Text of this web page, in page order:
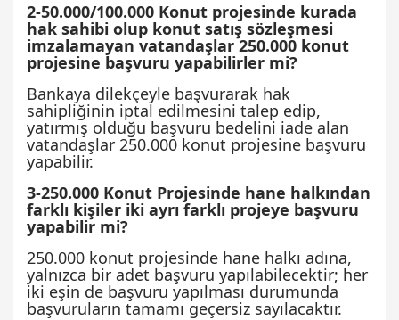
2-50.000/100.000 Konut projesinde kurada
hak sahibi olup konut satış sözleşmesi
imzalamayan vatandaşlar 250.000 konut
projesine başvuru yapabilirler mi?
Bankaya dilekçeyle başvurarak hak
sahipliğinin iptal edilmesini talep edip,
yatırmış olduğu başvuru bedelini iade alan
vatandaşlar 250.000 konut projesine başvuru
yapabilir.
3-250.000 Konut Projesinde hane halkından
farklı kişiler iki ayrı farklı projeye başvuru
yapabilir mi?
250.000 konut projesinde hane halkı adına,
yalnızca bir adet başvuru yapılabilecektir; her
iki eşin de başvuru yapılması durumunda
başvuruların tamamı geçersiz sayılacaktır.